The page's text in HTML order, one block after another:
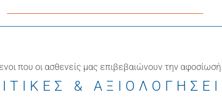
που οι ασθενείς μας επιβεβαιώνουν την
&